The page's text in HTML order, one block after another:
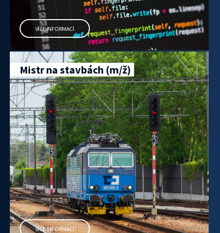
VÍCE INFORMACÍ
Mistr na stavbách (m/ž)
VÍCE INFORMACÍ